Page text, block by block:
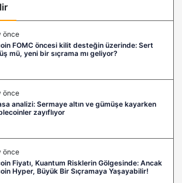
önce
FOMC öncesi kilit desteğin üzerinde: Sert
mü, yeni bir sıçrama mı geliyor?
önce
analizi: Sermaye altın ve gümüşe kayarken
zayıflıyor
önce
Fiyatı, Kuantum Risklerin Gölgesinde: Ancak
Hyper, Büyük Bir Sıçramaya Yaşayabilir!